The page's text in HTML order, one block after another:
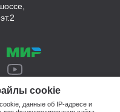
cookie
данные об IP-адресе и